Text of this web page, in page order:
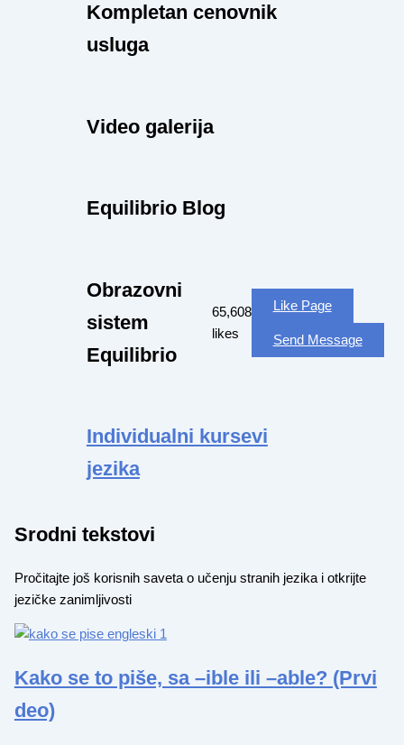
Kompletan cenovnik
usluga
Video galerija
Equilibrio Blog
Obrazovni
sistem
Equilibrio
65,608
likes
Like Page
Send Message
Individualni kursevi
jezika
Srodni tekstovi
Pročitajte još korisnih saveta o učenju stranih jezika i otkrijte
jezičke zanimljivosti
Kako se to piše, sa –ible ili –able? (Prvi
deo)